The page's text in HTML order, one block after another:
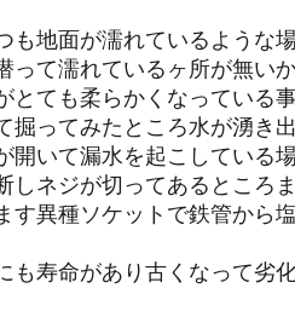
地面が濡れているような
て濡れているヶ所が無いか
とても柔らかくなっている
ってみたところ水が湧き出
開いて漏水を起こしている
ネジが切ってあるところ
す異種ソケットで鉄管から
も寿命があり古くなって劣